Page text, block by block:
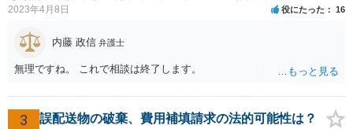
2023年4月8日 役にたった 16
内藤 政信 弁護士
無理ですね。 これで相談は終了します。
3 誤配送物の破棄、費用補填請求の法的可能性は？